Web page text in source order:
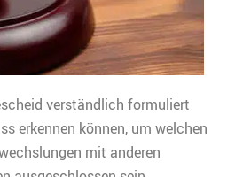
verständlich formuliert
erkennen können, um welchen
mit anderen